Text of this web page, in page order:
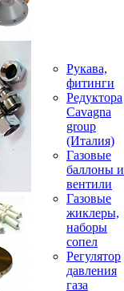
Рукава,
фитинги
Редуктора
Cavagna
group
(Италия)
Газовые
баллоны и
вентили
Газовые
жиклеры,
наборы
сопел
Регулятор
давления
газа